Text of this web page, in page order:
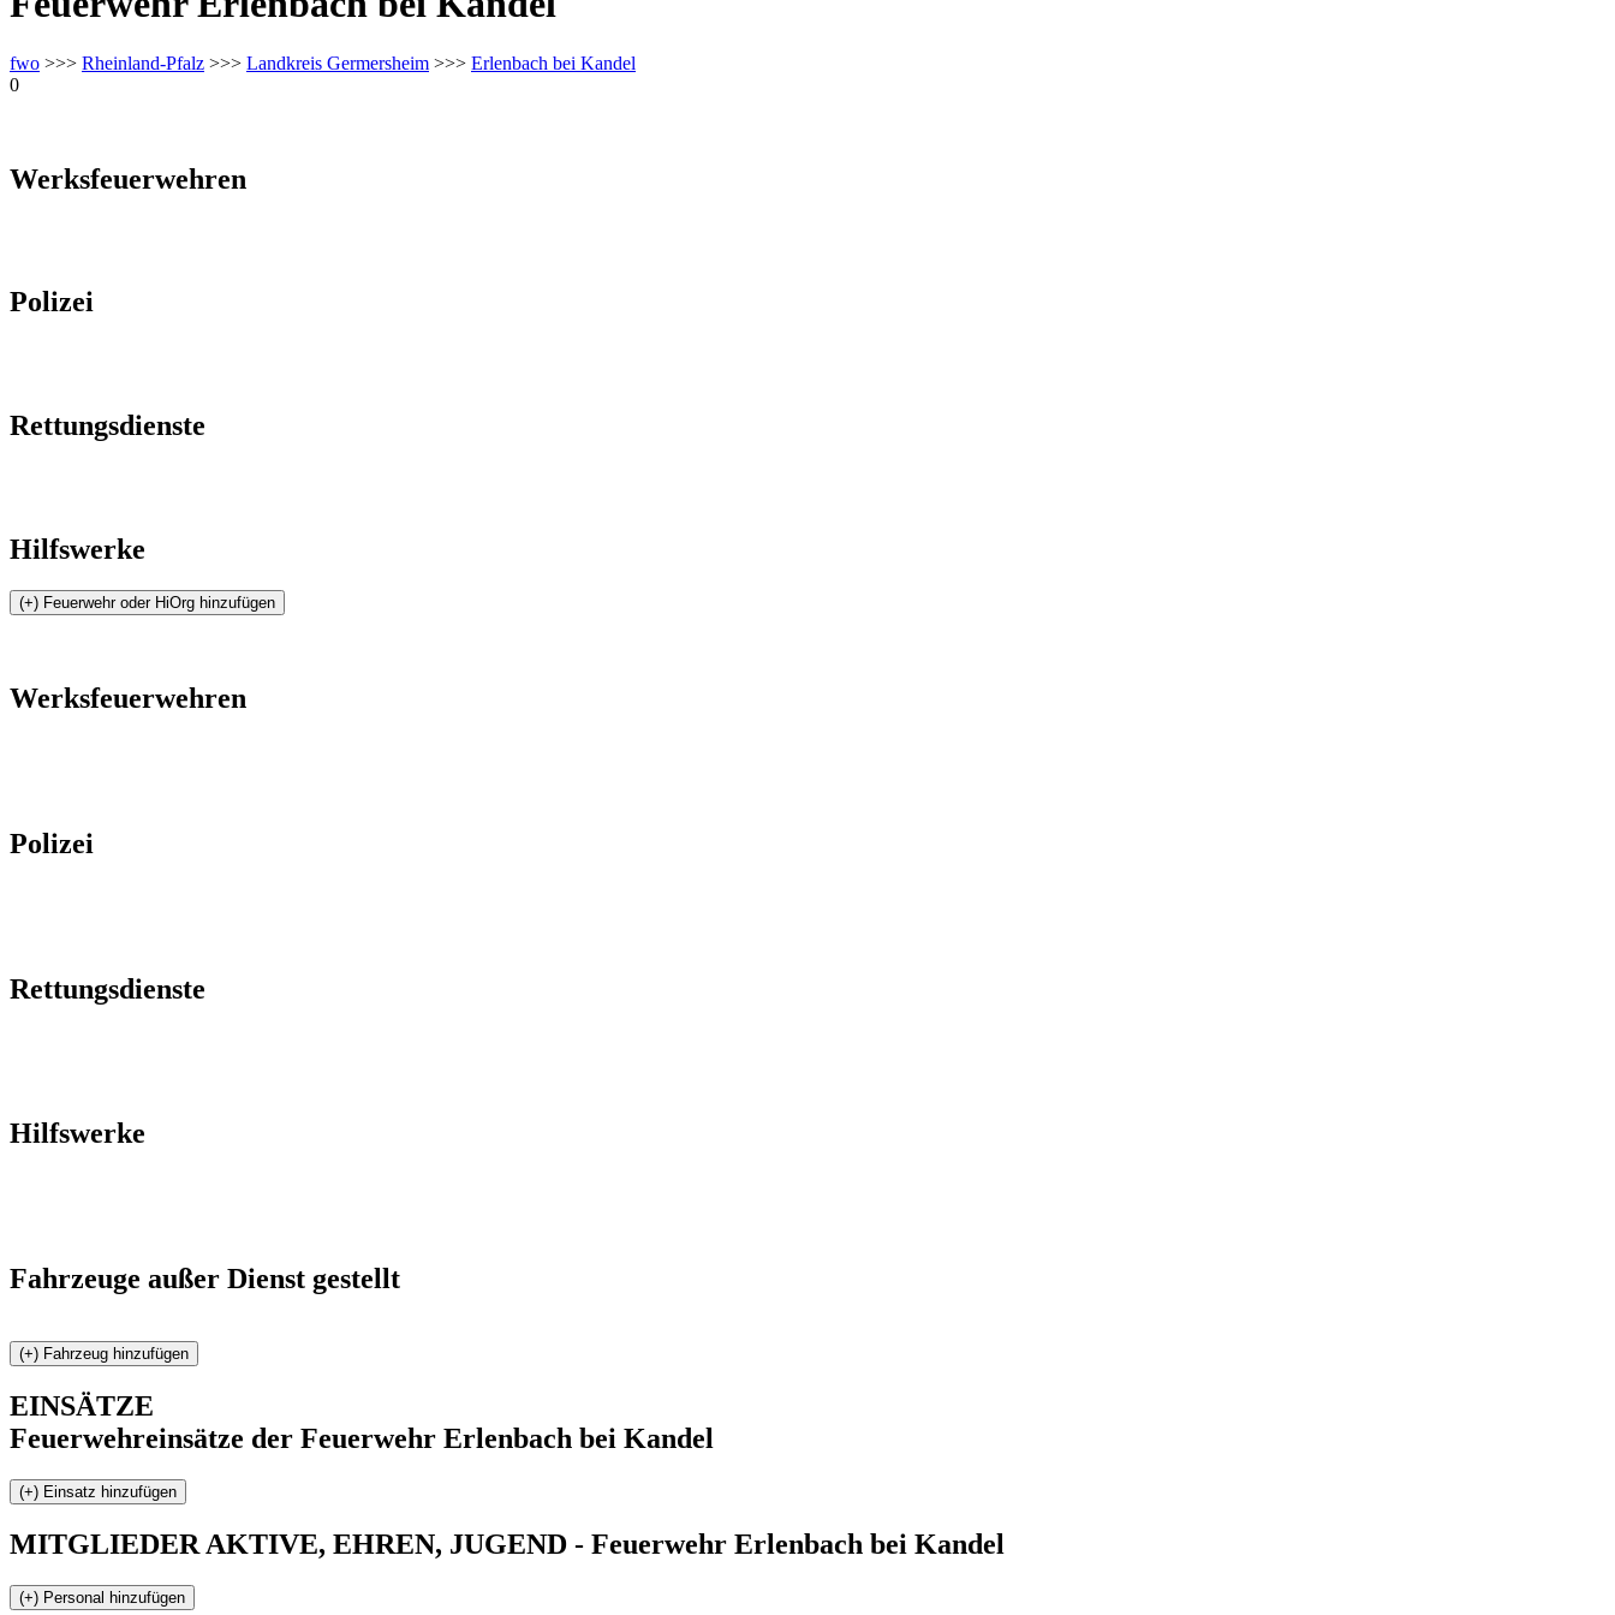
fwo >>> Rheinland-Pfalz >>> Landkreis Germersheim >>> Erlenbach bei Kandel
0
Werksfeuerwehren
Polizei
Rettungsdienste
Hilfswerke
Werksfeuerwehren
Polizei
Rettungsdienste
Hilfswerke
Fahrzeuge außer Dienst gestellt
EINSÄTZE
Feuerwehreinsätze der Feuerwehr Erlenbach bei Kandel
MITGLIEDER AKTIVE, EHREN, JUGEND - Feuerwehr Erlenbach bei Kandel